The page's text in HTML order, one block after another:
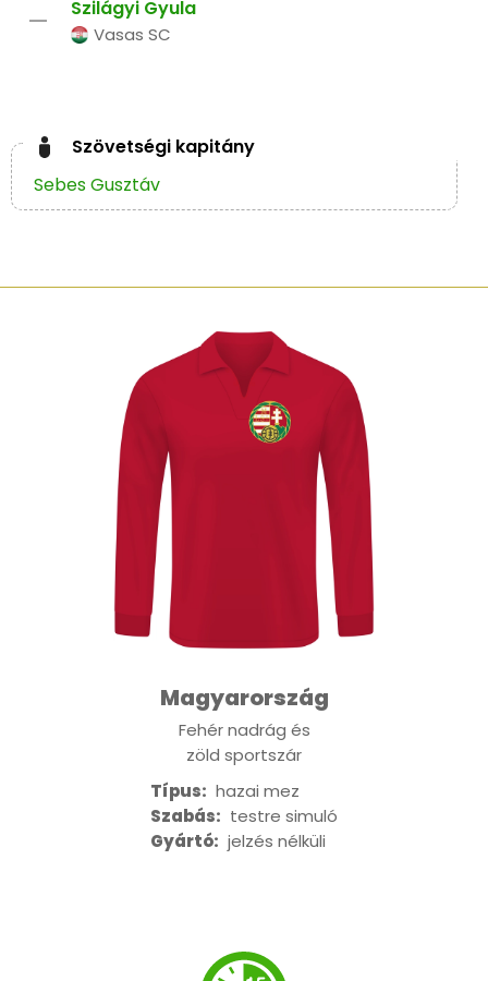
– Szilágyi Gyula
Vasas SC
Szövetségi kapitány
Sebes Gusztáv
Magyarország
Fehér nadrág és
zöld sportszár
Típus: hazai mez
Szabás: testre simuló
Gyártó: jelzés nélküli